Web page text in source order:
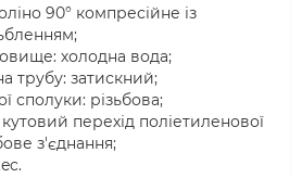
90° компресійне із
холодна вода;
трубу: затискний;
сполуки: різьбова;
перехід поліетиленової
з'єднання;